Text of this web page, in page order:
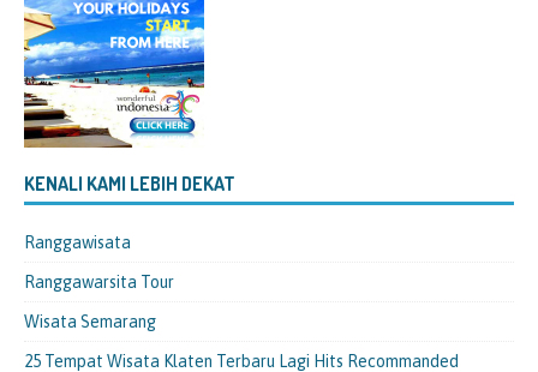
KENALI KAMI LEBIH DEKAT
Ranggawisata
Ranggawarsita Tour
Wisata Semarang
25 Tempat Wisata Klaten Terbaru Lagi Hits Recommanded